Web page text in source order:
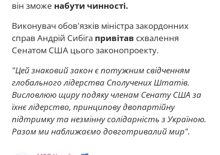
він зможе набути чинності.
Виконувач обов'язків міністра закордонних
справ Андрій Сибіга привітав схвалення
Сенатом США цього законопроекту.
"Цей знаковий закон є потужним свідченням
глобального лідерства Сполучених Штатів.
Висловлюю щиру подяку членам Сенату США за
їхнє лідерство, принципову двопартійну
підтримку та незмінну солідарність з Україною.
Разом ми наближаємо довготривалий мир".